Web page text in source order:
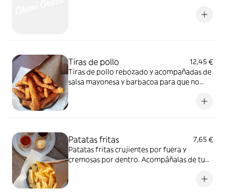
Tiras de pollo
12,45 €
Tiras de pollo rebozado y acompañadas de
salsa mayonesa y barbacoa para que no
Patatas fritas
7,65 €
Patatas fritas crujientes por fuera y
cremosas por dentro. Acompáñalas de tu